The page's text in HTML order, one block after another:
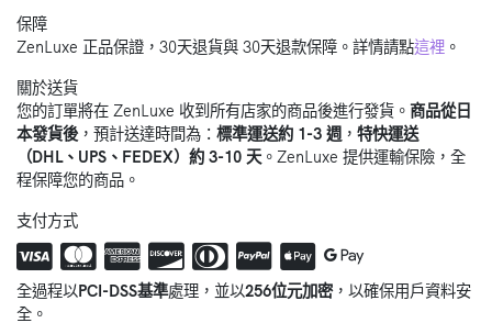
保障
ZenLuxe 正品保證，30天退貨與 30天退款保障。詳情請點這裡 。
關於送貨
您的訂單將在 ZenLuxe 收到所有店家的商品後進行發貨。 商品從日
本發貨後，預計送達時間為： 標準運送約 1-3 週 ， 特快運送
（DHL、UPS、FEDEX）約 3-10 天 。ZenLuxe 提供運輸保險，全
程保障您的商品。
支付方式
全過程以PCI-DSS基準處理，並以256位元加密，以確保用戶資料安
全。